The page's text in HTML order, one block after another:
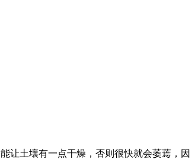
让土壤有一点干燥，否则很快就会萎蔫，因